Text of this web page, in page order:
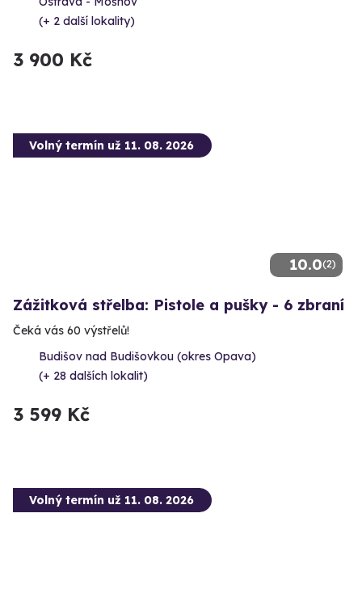
(+ 2 další lokality)
3 900 Kč
10.0(2)
Volný termín už 11. 08. 2026
Zážitková střelba: Pistole a pušky - 6 zbraní
Čeká vás 60 výstřelů!
Budišov nad Budišovkou (okres Opava)
(+ 28 dalších lokalit)
3 599 Kč
Volný termín už 11. 08. 2026